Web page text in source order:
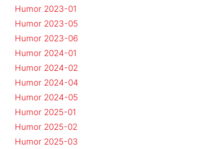
Humor 2023-01
Humor 2023-05
Humor 2023-06
Humor 2024-01
Humor 2024-02
Humor 2024-04
Humor 2024-05
Humor 2025-01
Humor 2025-02
Humor 2025-03